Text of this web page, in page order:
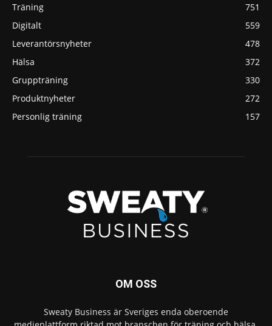
Träning
751
Digitalt
559
Leverantörsnyheter
478
Hälsa
372
Gruppträning
330
Produktnyheter
272
Personlig träning
157
OM OSS
Sweaty Business är Sveriges enda oberoende